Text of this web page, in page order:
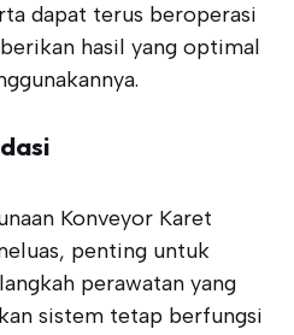
dapat terus beroperasi
hasil yang optimal
Konveyor Karet
penting untuk
perawatan yang
sistem tetap berfungsi